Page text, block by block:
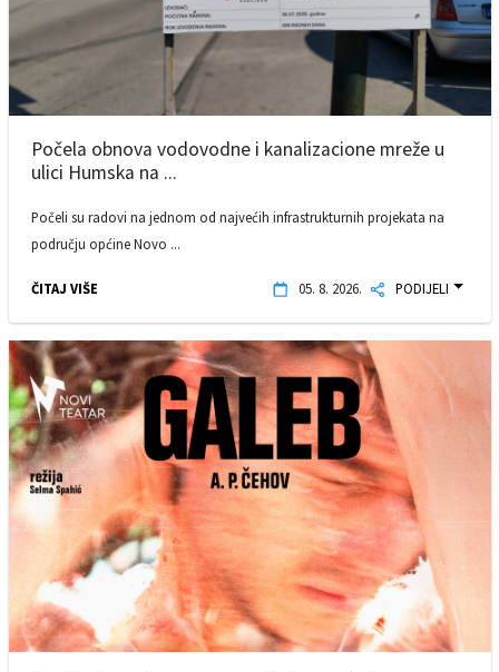
Počela obnova vodovodne i kanalizacione mreže u
ulici Humska na ...
Počeli su radovi na jednom od najvećih infrastrukturnih projekata na
području općine Novo ...
ČITAJ VIŠE 05. 8. 2026. PODIJELI